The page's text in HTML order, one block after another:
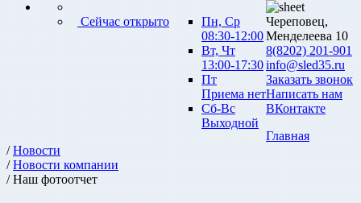
Сейчас открыто
Пн, Ср
08:30-12:00
Вт, Чт
13:00-17:30
Пт
Приема нет
Сб-Вс
Выходной
Череповец,
Менделеева 10
8(8202) 201-901
info@sled35.ru
Заказать звонок
Написать нам
ВКонтакте
Главная
/Новости
/Новости компании
/ Наш фотоотчет